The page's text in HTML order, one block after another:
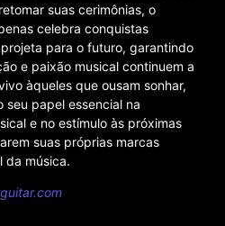
suas cerimônias, o
celebra conquistas
para o futuro, garantindo
e paixão musical continuem a
àqueles que ousam sonhar,
seu papel essencial na
e no estímulo às próximas
suas próprias marcas
da música.